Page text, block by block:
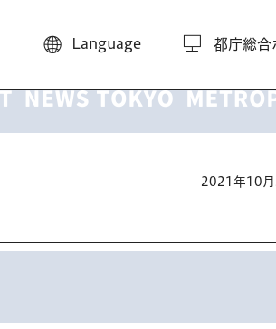
Language 都庁総合
2021年10